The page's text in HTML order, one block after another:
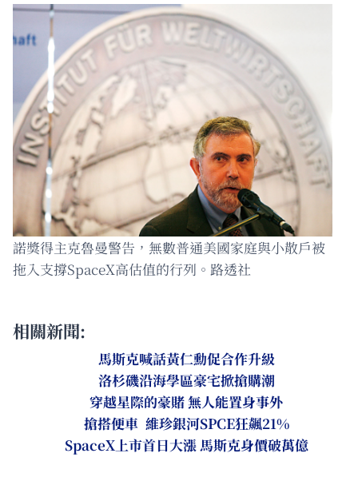
諾獎得主克魯曼警告，無數普通美國家庭與小散戶被
拖入支撐SpaceX高估值的行列。路透社
相關新聞:
馬斯克喊話黃仁勳促合作升級
洛杉磯沿海學區豪宅掀搶購潮
穿越星際的豪賭 無人能置身事外
搶搭便車 維珍銀河SPCE狂飆21%
SpaceX上市首日大漲 馬斯克身價破萬億